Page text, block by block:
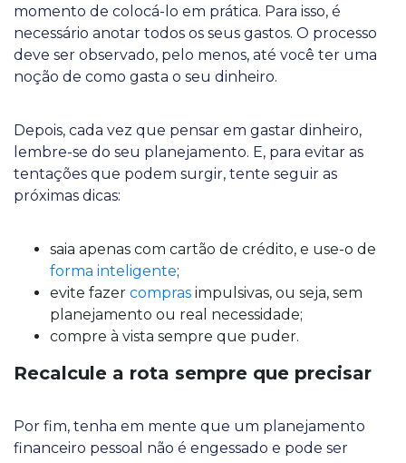
momento de colocá-lo em prática. Para isso, é
necessário anotar todos os seus gastos. O processo
deve ser observado, pelo menos, até você ter uma
noção de como gasta o seu dinheiro.
Depois, cada vez que pensar em gastar dinheiro,
lembre-se do seu planejamento. E, para evitar as
tentações que podem surgir, tente seguir as
próximas dicas:
saia apenas com cartão de crédito, e use-o de
forma inteligente;
evite fazer compras impulsivas, ou seja, sem
planejamento ou real necessidade;
compre à vista sempre que puder.
Recalcule a rota sempre que precisar
Por fim, tenha em mente que um planejamento
financeiro pessoal não é engessado e pode ser